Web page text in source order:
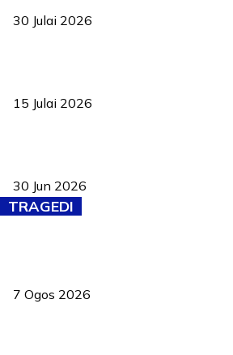
30 Julai 2026
15 Julai 2026
30 Jun 2026
TRAGEDI
7 Ogos 2026